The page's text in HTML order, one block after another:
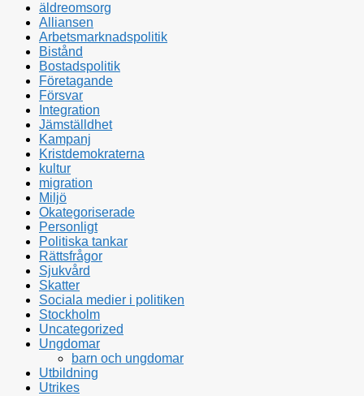
äldreomsorg
Alliansen
Arbetsmarknadspolitik
Bistånd
Bostadspolitik
Företagande
Försvar
Integration
Jämställdhet
Kampanj
Kristdemokraterna
kultur
migration
Miljö
Okategoriserade
Personligt
Politiska tankar
Rättsfrågor
Sjukvård
Skatter
Sociala medier i politiken
Stockholm
Uncategorized
Ungdomar
barn och ungdomar
Utbildning
Utrikes